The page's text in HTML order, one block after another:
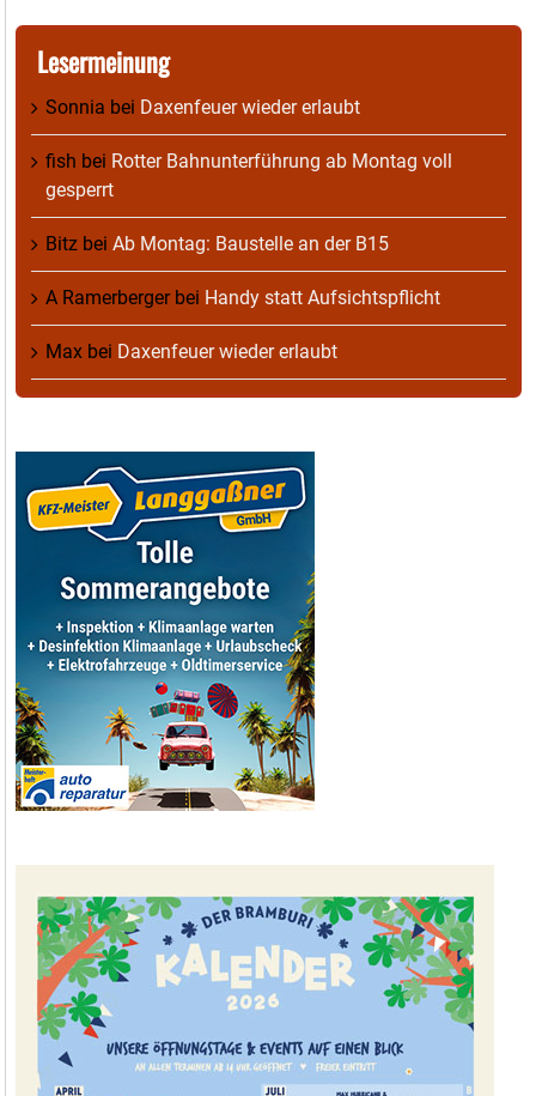
Lesermeinung
Sonnia bei Daxenfeuer wieder erlaubt
fish bei Rotter Bahnunterführung ab Montag voll
gesperrt
Bitz bei Ab Montag: Baustelle an der B15
A Ramerbergerbei Handy statt Aufsichtspflicht
Max bei Daxenfeuer wieder erlaubt